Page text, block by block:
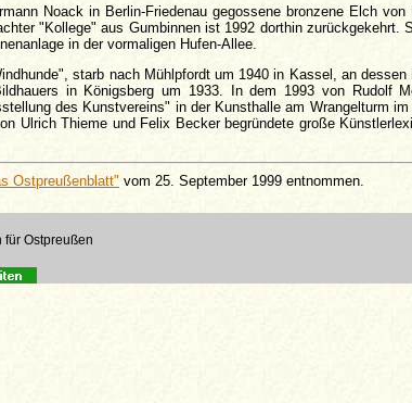
Noack in Berlin-Friedenau gegossene bronzene Elch
"Kollege" aus Gumbinnen ist 1992 dorthin
in der vormaligen Hufen-Allee.
starb nach Mühlpfordt um 1940 in Kassel, an
in Königsberg um 1933. In dem 1993 von Rudolf
des Kunstvereins" in der Kunsthalle am Wrangelturm
Ulrich Thieme und Felix Becker begründete große
Ostpreußenblatt" vom 25. September 1999 entnommen.
für Ostpreußen